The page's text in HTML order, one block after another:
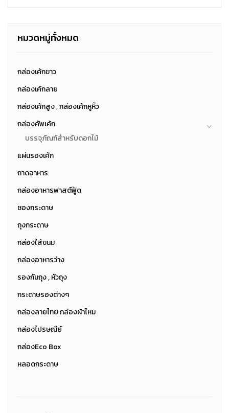
หมวดหมู่ทั้งหมด
กล่องเค้กขาว
กล่องเค้กลาย
กล่องเค้กสูง , กล่องเค้กหูหิ้ว
กล่องคัพเค้ก
บรรจุภัณฑ์สำหรับดอกไม้
แผ่นรองเค้ก
ถาดอาหาร
กล่องอาหารฟาสต์ฟู้ด
ซองกระดาษ
ถุงกระดาษ
กล่องใส่ขนม
กล่องอาหารว่าง
รองกันถุง , หัวถุง
กระดาษรองต่างๆ
กล่องลายไทย กล่องผ้าไหม
กล่องไปรษณีย์
กล่องEco Box
หลอดกระดาษ